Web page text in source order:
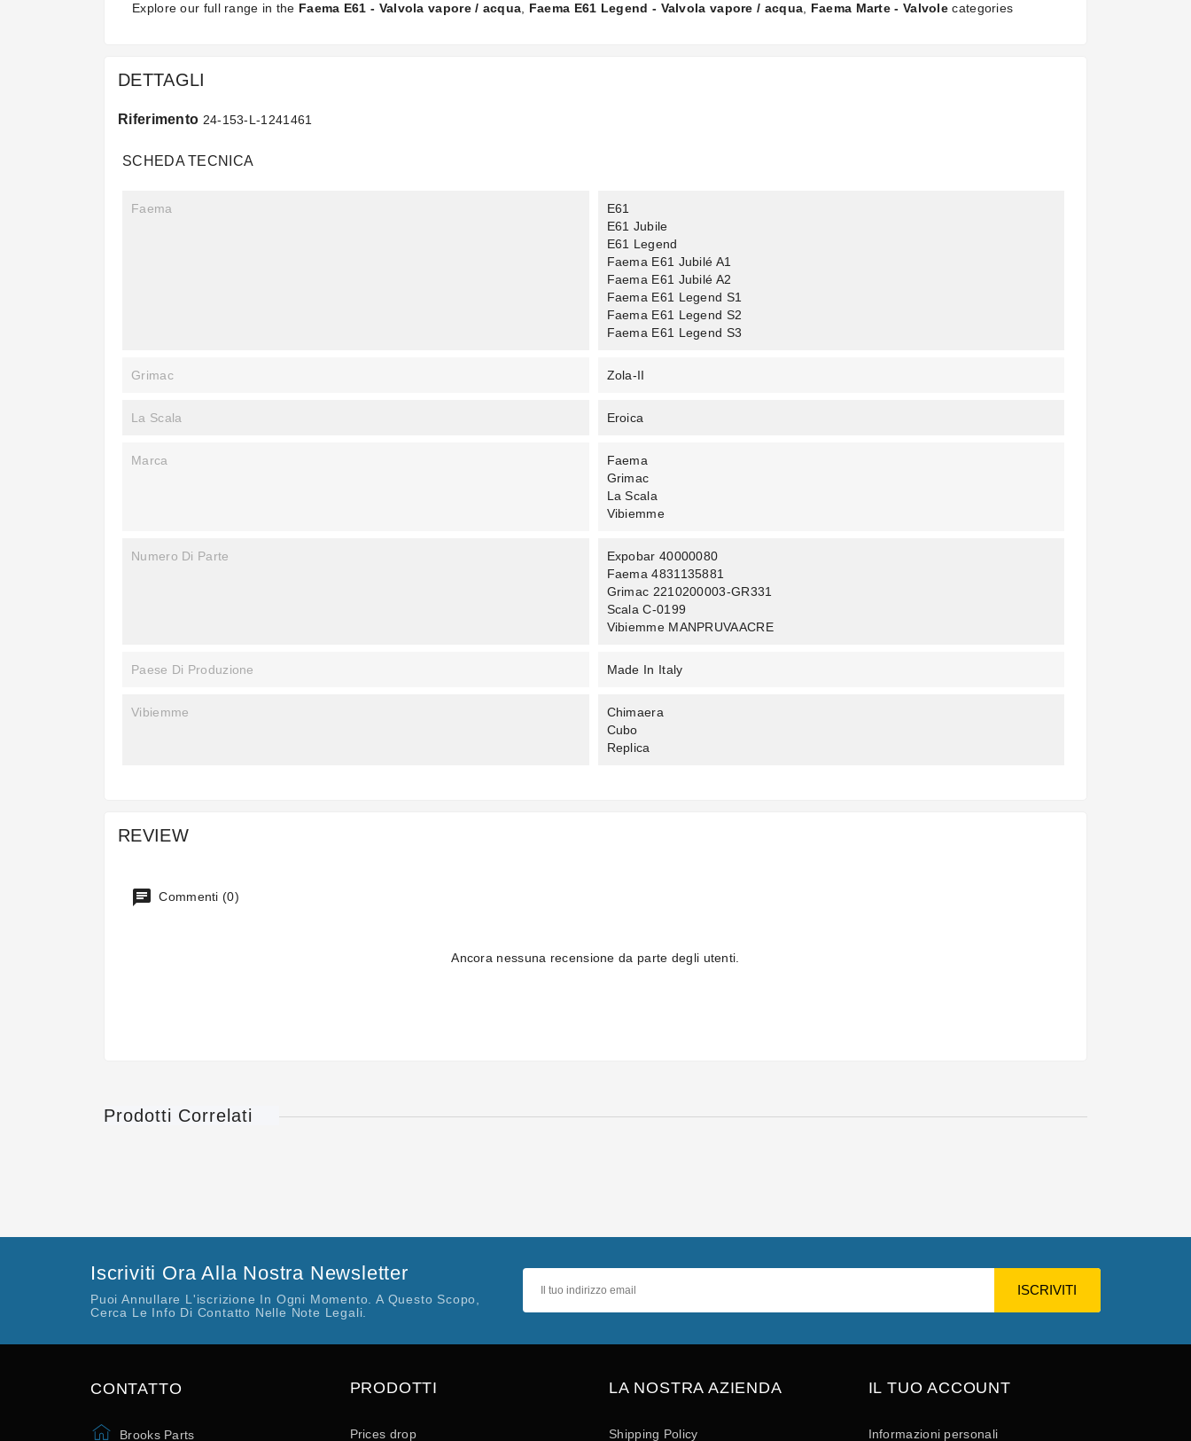
Explore our full range in the Faema E61 - Valvola vapore / acqua, Faema E61 Legend - Valvola vapore / acqua, Faema Marte - Valvole categories
DETTAGLI
Riferimento 24-153-L-1241461
SCHEDA TECNICA
Faema
E61
E61 Jubile
E61 Legend
Faema E61 Jubilé A1
Faema E61 Jubilé A2
Faema E61 Legend S1
Faema E61 Legend S2
Faema E61 Legend S3
Grimac Zola-II
La Scala Eroica
Marca
Faema
Grimac
La Scala
Vibiemme
Numero Di Parte
Expobar 40000080
Faema 4831135881
Grimac 2210200003-GR331
Scala C-0199
Vibiemme MANPRUVAACRE
Paese Di Produzione Made In Italy
Vibiemme
Chimaera
Cubo
Replica
REVIEW
Commenti (0)
Ancora nessuna recensione da parte degli utenti.
Prodotti Correlati
Iscriviti Ora Alla Nostra Newsletter
Puoi Annullare L'iscrizione In Ogni Momento. A Questo Scopo,
Cerca Le Info Di Contatto Nelle Note Legali.
CONTATTO
Brooks Parts
PRODOTTI
Prices drop
LA NOSTRA AZIENDA
Shipping Policy
IL TUO ACCOUNT
Informazioni personali